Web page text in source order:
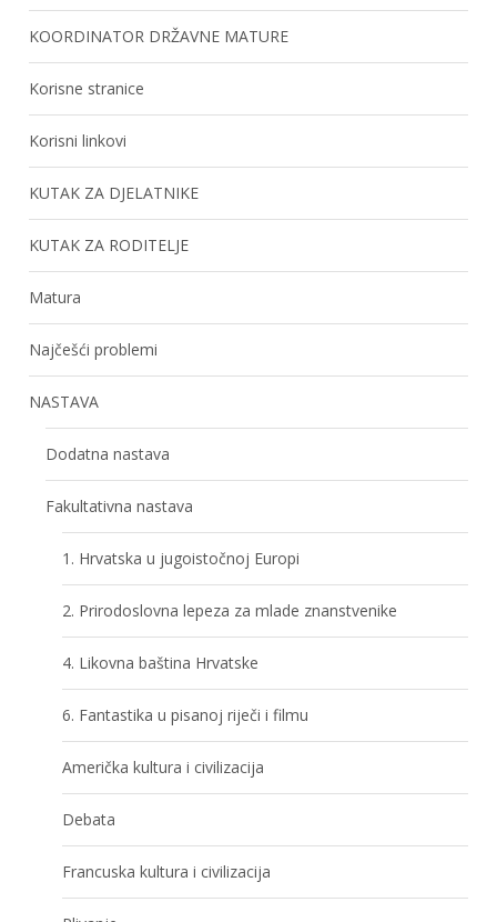
KOORDINATOR DRŽAVNE MATURE
Korisne stranice
Korisni linkovi
KUTAK ZA DJELATNIKE
KUTAK ZA RODITELJE
Matura
Najčešći problemi
NASTAVA
Dodatna nastava
Fakultativna nastava
1. Hrvatska u jugoistočnoj Europi
2. Prirodoslovna lepeza za mlade znanstvenike
4. Likovna baština Hrvatske
6. Fantastika u pisanoj riječi i filmu
Američka kultura i civilizacija
Debata
Francuska kultura i civilizacija